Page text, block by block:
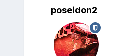
poseidon2